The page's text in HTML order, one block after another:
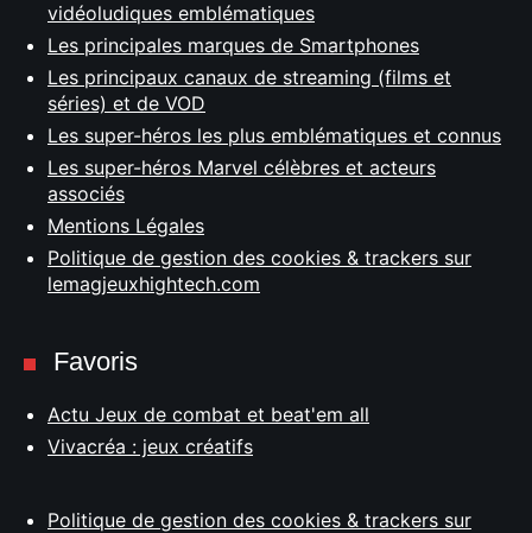
vidéoludiques emblématiques
Les principales marques de Smartphones
Les principaux canaux de streaming (films et
séries) et de VOD
Les super-héros les plus emblématiques et connus
Les super-héros Marvel célèbres et acteurs
associés
Mentions Légales
Politique de gestion des cookies & trackers sur
lemagjeuxhightech.com
Favoris
Actu Jeux de combat et beat'em all
Vivacréa : jeux créatifs
Politique de gestion des cookies & trackers sur